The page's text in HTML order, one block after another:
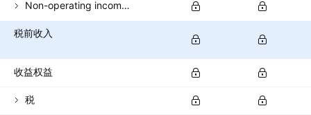
Non-operating income (total)
税前收入
收益权益
税